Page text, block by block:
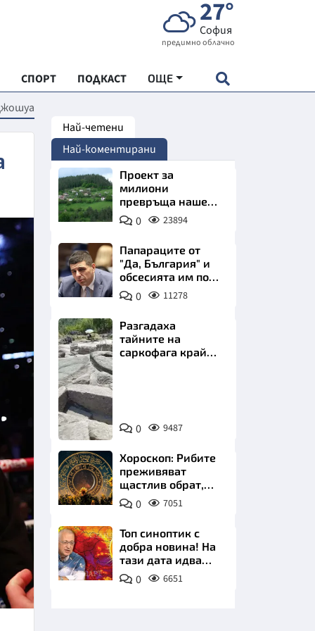
27°
София
предимно облачно
СПОРТ ПОДКАСТ ОЩЕ
"ЧУДЕСАТА НА БЪЛГАРИЯ"
ХРАНА
Най-четени
Най-коментирани
Проект за
милиони
превръща наше
село в магнит за
туристи
0 23894
Папараците от
"Да, България" и
обсесията им по
Пеевски
0 11278
Снимка:
Bulgaria
ON
AIR
Разгадаха
тайните на
саркофага край
0 9487
Хороскоп: Рибите
преживяват
щастлив обрат,
Телецът започва
важна промяна
0 7051
Топ синоптик с
добра новина! На
тази дата идва
захлаждането
0 6651